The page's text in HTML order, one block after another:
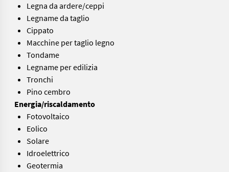
Legna da ardere/ceppi
Legname da taglio
Cippato
Macchine per taglio legno
Tondame
Legname per edilizia
Tronchi
Pino cembro
Energia/riscaldamento
Fotovoltaico
Eolico
Solare
Idroelettrico
Geotermia